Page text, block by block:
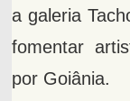
a galeria
fomentar
por Goiânia.